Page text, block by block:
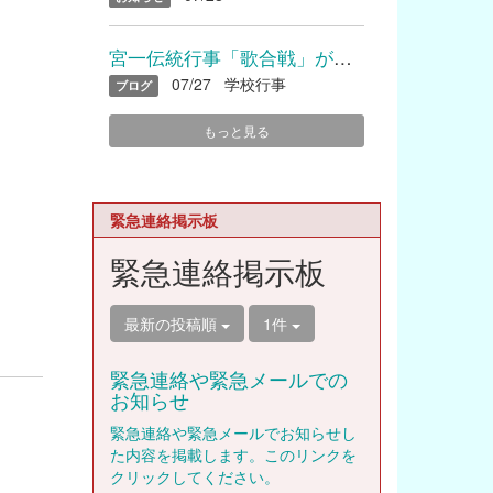
宮一伝統行事「歌合戦」が開催されました
ブログ 07/27 学校行事
もっと見る
緊急連絡掲示板
緊急連絡掲示板
最新の投稿順 1件
緊急連絡や緊急メールでの
お知らせ
緊急連絡や緊急メールでお知らせし
た内容を掲載します。このリンクを
クリックしてください。